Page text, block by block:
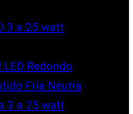
3 a 25 watt
LED Redondo
Fría Neutra
3 a 25 watt